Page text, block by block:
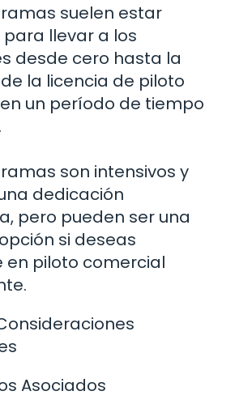
suelen estar
llevar a los
desde cero hasta la
la licencia de piloto
un período de tiempo
son intensivos y
dedicación
pero pueden ser una
si deseas
en piloto comercial
Asociados